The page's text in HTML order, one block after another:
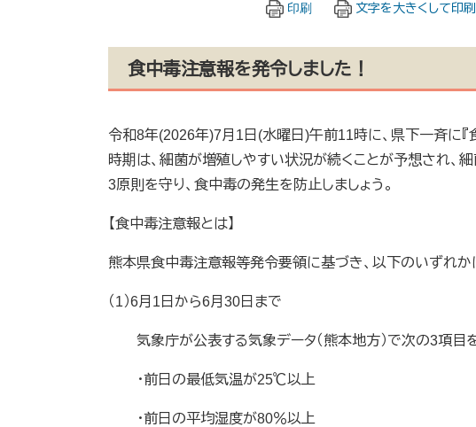
印刷 文字を大きくして印刷
食中毒注意報を発令しました！
令和8年(2026年)7月1日(水曜日)午前11時に、県下一斉に『
時期は、細菌が増殖しやすい状況が続くことが予想され、
3原則を守り、食中毒の発生を防止しましょう。
【食中毒注意報とは】
熊本県食中毒注意報等発令要領に基づき、以下のいずれか
（1）6月1日から6月30日まで
気象庁が公表する気象データ（熊本地方）で次の3項目
・前日の最低気温が25℃以上
・前日の平均湿度が80％以上